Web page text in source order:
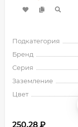
Подкатегория
Бренд
Серия
Заземление
Цвет
250,28 ₽